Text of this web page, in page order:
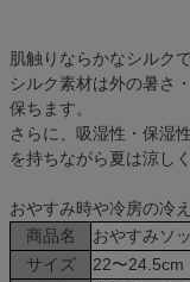
肌触りならかなシルク
シルク素材は外の暑さ
保ちます。
さらに、吸湿性・保湿
を持ちながら夏は涼し
おやすみ時や冷房の冷
商品名
おやすみソ
サイズ
22〜24.5cm